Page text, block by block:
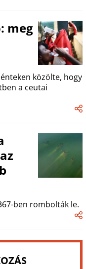
meg
közölte, hogy
a ceutai
ben rombolták le.